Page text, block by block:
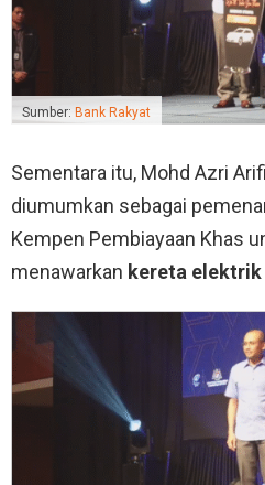
Sumber: Bank Rakyat
Sementara itu, Mohd Azri
diumumkan sebagai
Kempen Pembiayaan Khas
menawarkan kereta